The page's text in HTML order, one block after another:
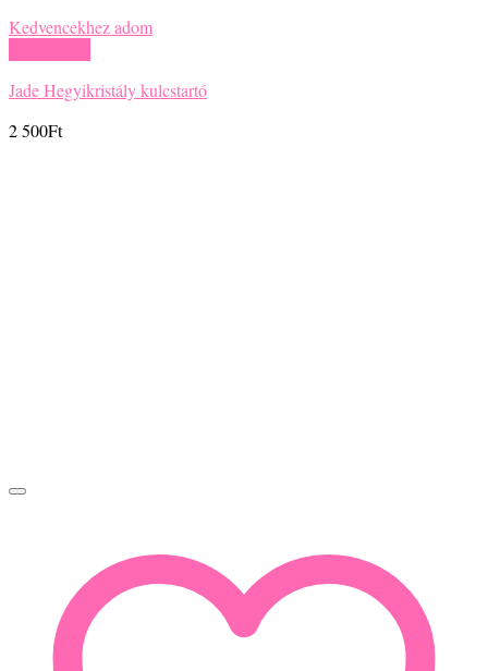
Kedvencekhez adom
Jade Hegyikristály kulcstartó
2 500Ft